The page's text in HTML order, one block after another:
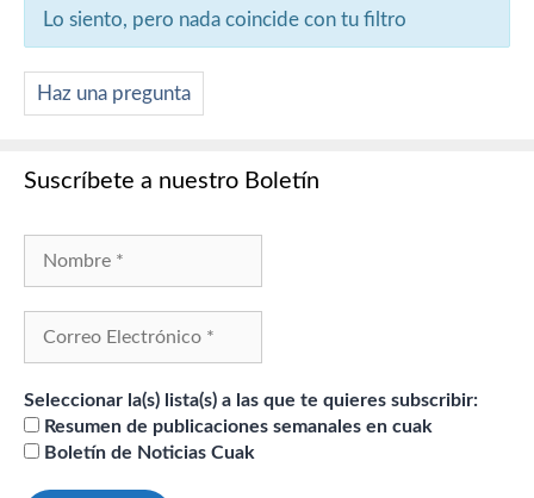
Lo siento, pero nada coincide con tu filtro
Haz una pregunta
Suscríbete a nuestro Boletín
Seleccionar la(s) lista(s) a las que te quieres subscribir:
Resumen de publicaciones semanales en cuak
Boletín de Noticias Cuak